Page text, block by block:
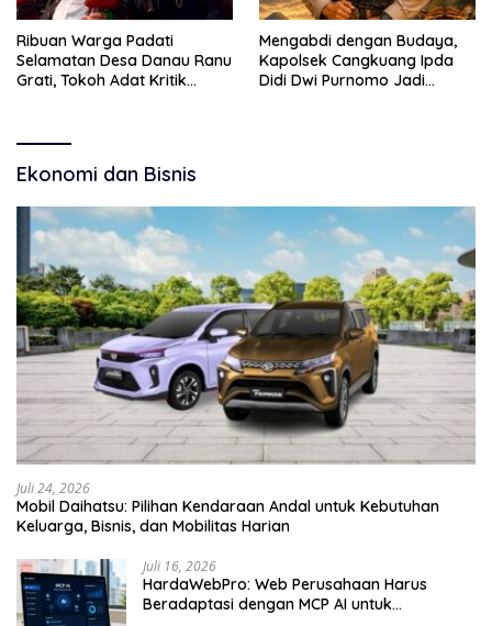
Ribuan Warga Padati
Selamatan Desa Danau Ranu
Grati, Tokoh Adat Kritik
Mengabdi dengan Budaya,
Kapolsek Cangkuang Ipda
Didi Dwi Purnomo Jadi
Ekonomi dan Bisnis
Juli 24, 2026
Mobil Daihatsu: Pilihan Kendaraan Andal untuk Kebutuhan
Keluarga, Bisnis, dan Mobilitas Harian
Juli 16, 2026
HardaWebPro: Web Perusahaan Harus
Beradaptasi dengan MCP AI untuk